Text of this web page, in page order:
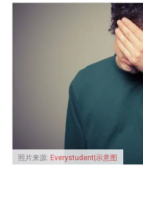
照片来源: Everystudent|示意图